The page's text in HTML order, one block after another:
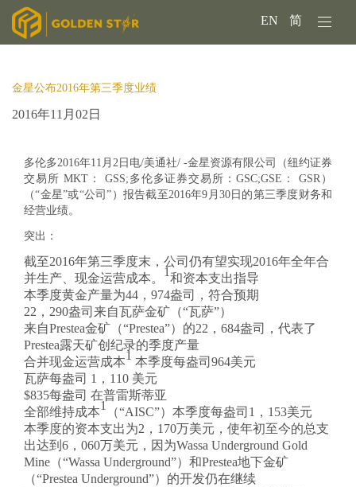
EN 简
金星公布2016年第三季度业绩
2016年11月02日
多伦多2016年11月2日电/美通社/ -金星资源有限公司（纽约证券
交易所 MKT： GSS;多伦多证券交易所：GSC;GSE： GSR）
（“金星”或“公司”）报告截至2016年9月30日的第三季度财务和
经营业绩。
突出：
截至2016年第三季度末，公司仍有望实现2016年全年合
并生产、现金运营成本。 1和资本支出指导
本季度黄金产量为44，974盎司，符合预期
22，290盎司来自瓦萨金矿（“瓦萨”）
来自Prestea金矿（“Prestea”）的22，684盎司，代表了
Prestea露天矿创纪录的季度产量
合并现金运营成本1 本季度每盎司964美元
瓦萨每盎司 1，110 美元
$835每盎司 在普雷斯蒂亚
全部维持成本1 （“AISC”）本季度每盎司1，153美元
本季度的资本支出为2，170万美元，使年初至今的总支
出达到6，060万美元，因为Wassa Underground Gold
Mine（“Wassa Underground”）和Prestea地下金矿
（“Prestea Underground”）的开发仍在继续